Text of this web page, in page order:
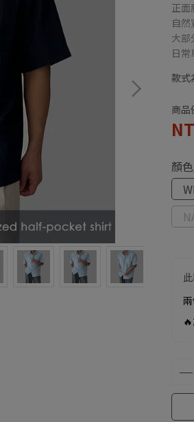
正面
自
大部
日
款式
商品
顏